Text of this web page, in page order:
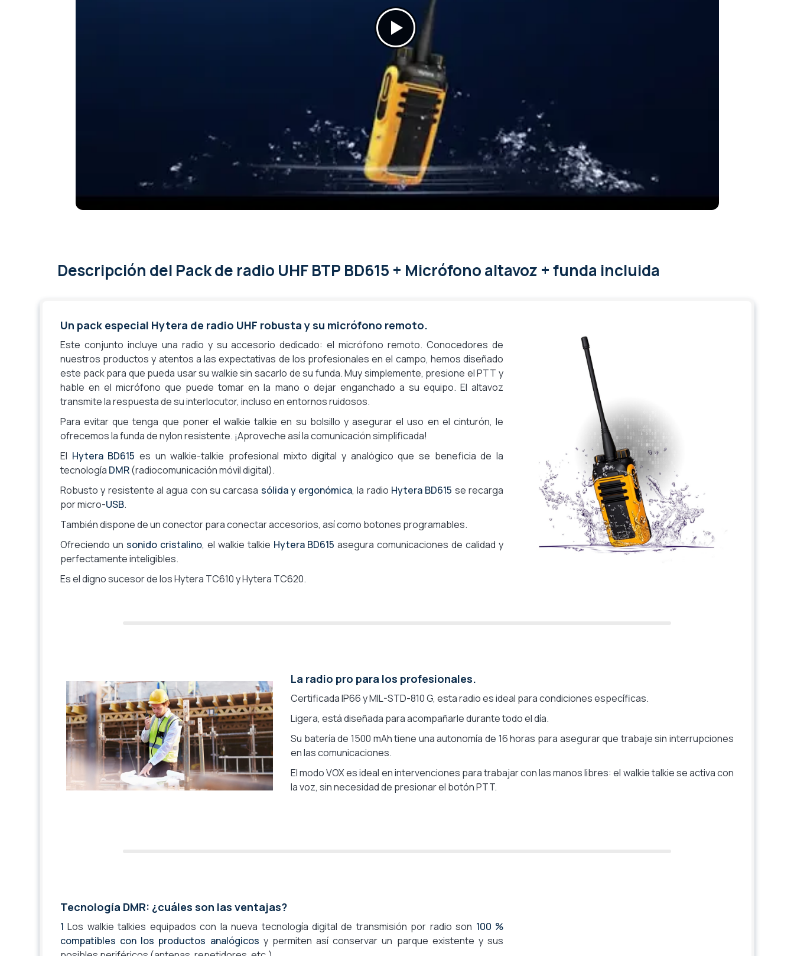
No
Pagado
48
Sí
16 horas
Sí
Sí
Individual
Hytera BD6xx
Descripción del Pack de radio UHF BTP BD615 + Micrófono altavoz + funda incluida
Un pack especial Hytera de radio UHF robusta y su micrófono remoto.
Este conjunto incluye una radio y su accesorio dedicado: el micrófono remoto. Conocedores de
nuestros productos y atentos a las expectativas de los profesionales en el campo, hemos diseñado
este pack para que pueda usar su walkie sin sacarlo de su funda. Muy simplemente, presione el PTT y
hable en el micrófono que puede tomar en la mano o dejar enganchado a su equipo. El altavoz
transmite la respuesta de su interlocutor, incluso en entornos ruidosos.
Para evitar que tenga que poner el walkie talkie en su bolsillo y asegurar el uso en el cinturón, le
ofrecemos la funda de nylon resistente. ¡Aproveche así la comunicación simplificada!
El Hytera BD615 es un walkie-talkie profesional mixto digital y analógico que se beneficia de la
tecnología DMR(radiocomunicación móvil digital).
Robusto y resistente al agua con su carcasa sólida y ergonómica, la radio Hytera BD615 se recarga
por micro-USB.
También dispone de un conector para conectar accesorios, así como botones programables.
Ofreciendo un sonido cristalino, el walkie talkie Hytera BD615 asegura comunicaciones de calidad y
perfectamente inteligibles.
Es el digno sucesor de los Hytera TC610 y Hytera TC620.
La radio pro para los profesionales.
Certificada IP66 yMIL-STD-810 G, esta radio es ideal para condiciones específicas.
Ligera, está diseñada para acompañarle durante todo el día.
Su batería de 1500 mAh tiene una autonomía de 16 horas para asegurar que trabaje sin interrupciones
en las comunicaciones.
El modo VOX es ideal en intervenciones para trabajar con las manos libres: el walkie talkie se activa con
la voz, sin necesidad de presionar el botón PTT.
Tecnología DMR: ¿cuáles son las ventajas?
1 Los walkie talkies equipados con la nueva tecnología digital de transmisión por radio son 100 %
compatibles con los productos analógicos y permiten así conservar un parque existente y sus